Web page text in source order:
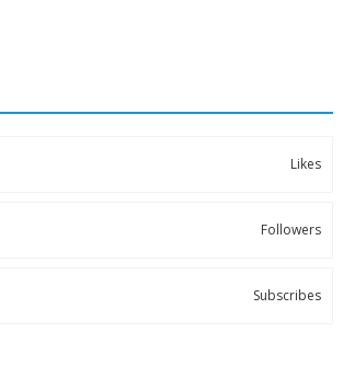
Likes
Followers
Subscribes